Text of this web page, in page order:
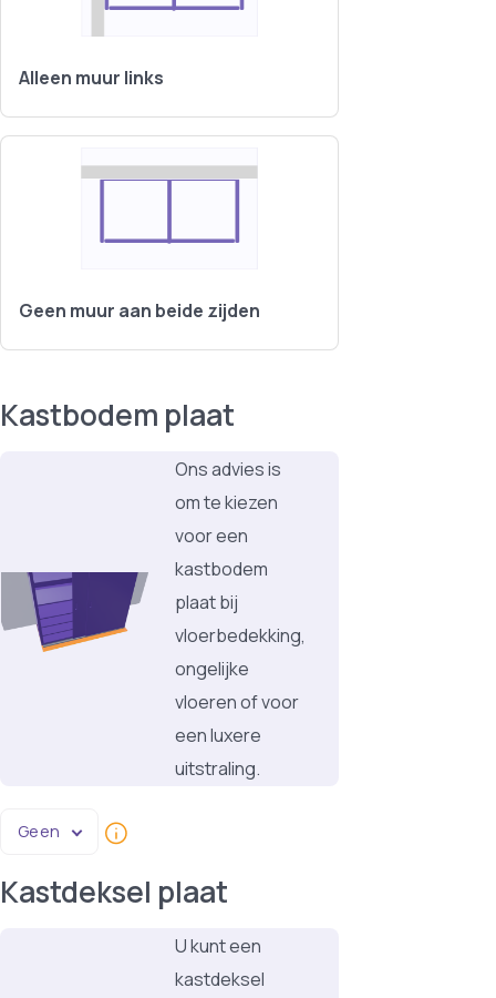
Alleen muur links
Geen muur aan beide zijden
Kastbodem plaat
Ons advies is
om te kiezen
voor een
kastbodem
plaat bij
vloerbedekking,
ongelijke
vloeren of voor
een luxere
uitstraling.
Geen
Kastdeksel plaat
U kunt een
kastdeksel